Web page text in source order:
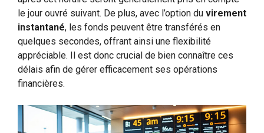
le jour ouvré suivant. De plus, avec l’option du virement
instantané, les fonds peuvent être transférés en
quelques secondes, offrant ainsi une flexibilité
appréciable. Il est donc crucial de bien connaître ces
délais afin de gérer efficacement ses opérations
financières.